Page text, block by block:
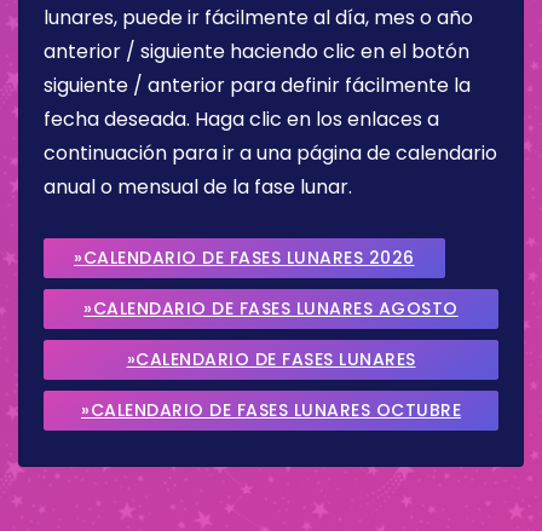
lunares, puede ir fácilmente al día, mes o año
anterior / siguiente haciendo clic en el botón
siguiente / anterior para definir fácilmente la
fecha deseada. Haga clic en los enlaces a
continuación para ir a una página de calendario
anual o mensual de la fase lunar.
»CALENDARIO DE FASES LUNARES 2026
»CALENDARIO DE FASES LUNARES AGOSTO
2026
»CALENDARIO DE FASES LUNARES
SEPTIEMBRE 2026
»CALENDARIO DE FASES LUNARES OCTUBRE